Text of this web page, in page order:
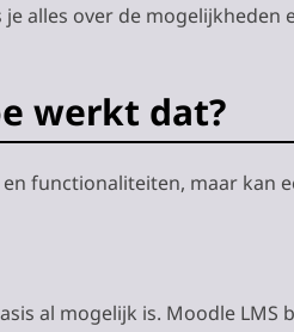
alles over de
werkt dat?
functionaliteiten, maar kan
al mogelijk is. Moodle LMS